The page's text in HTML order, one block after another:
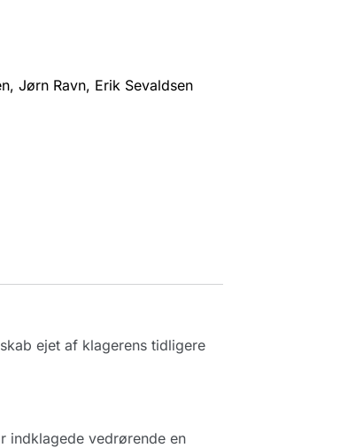
Jørn Ravn, Erik Sevaldsen
ejet af klagerens tidligere
indklagede vedrørende en